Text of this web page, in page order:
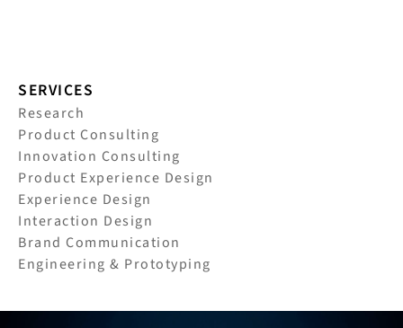
SERVICES
Research
Product Consulting
Innovation Consulting
Product Experience Design
Experience Design
Interaction Design
Brand Communication
Engineering & Prototyping